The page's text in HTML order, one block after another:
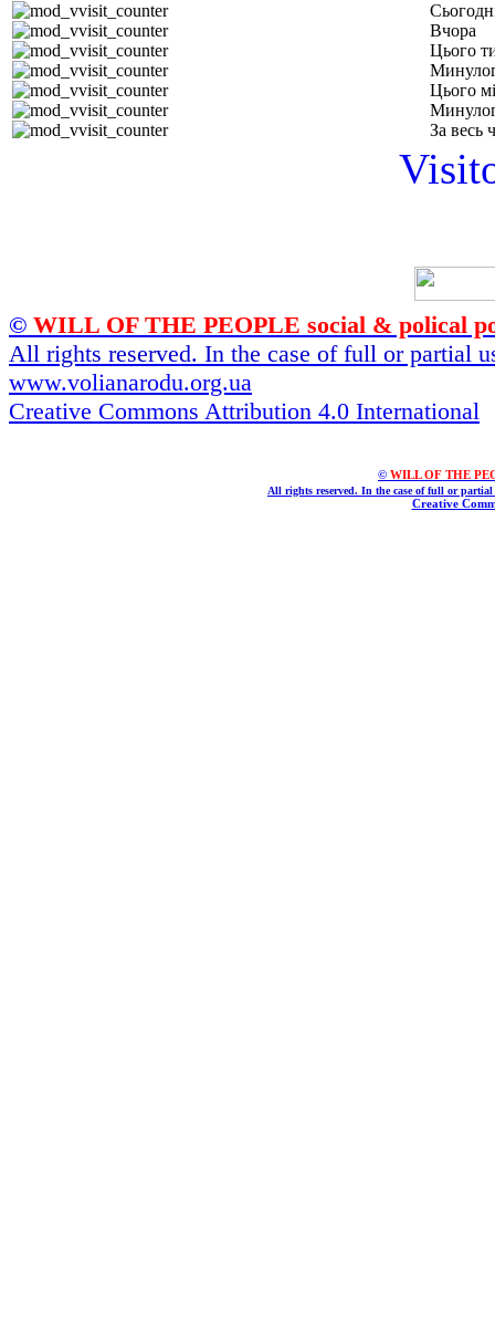
Вчора
Цього
Цього
За весь
© WILL OF THE PEOPLE social & polical
All rights reserved. In the case of full or partial
www.volianarodu.org.ua
Creative Commons Attribution 4.0 International
© WILL OF THE
All rights reserved. In the case of full or
Creative